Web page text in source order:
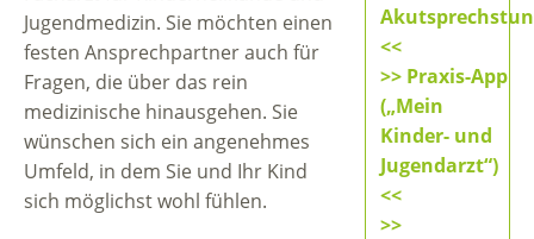
Jugendmedizin. Sie möchten einen
festen Ansprechpartner auch für
Fragen, die über das rein
medizinische hinausgehen. Sie
wünschen sich ein angenehmes
Umfeld, in dem Sie und Ihr Kind
sich möglichst wohl fühlen.
<<
>> Praxis-App
(„Mein
Kinder- und
Jugendarzt“)
<<
>>